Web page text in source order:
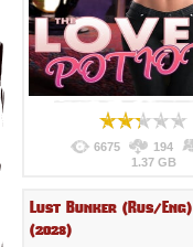
6675 194
1.37 GB
Lust Bunker (Rus/Eng)
(2023)